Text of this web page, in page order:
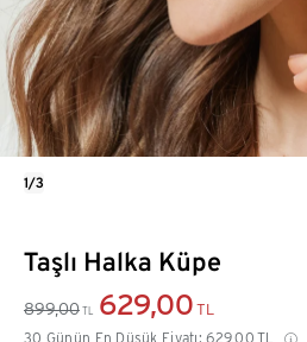
Taşlı Halka Küpe
899,00 TL 629,00 TL
30 Günün En Düşük Fiyatı: 629,00 TL
1/3